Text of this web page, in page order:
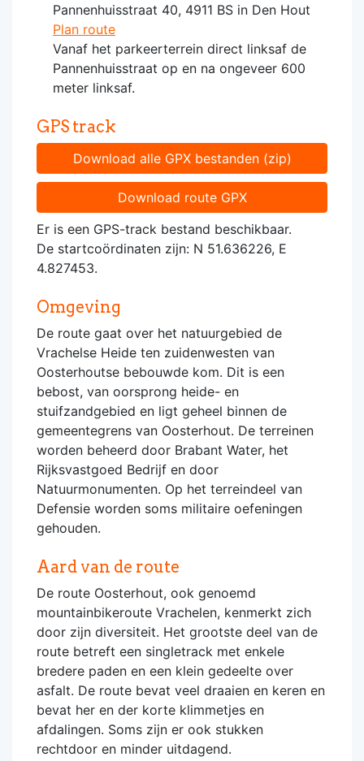
Pannenhuisstraat 40, 4911 BS in Den Hout
Plan route
Vanaf het parkeerterrein direct linksaf de
Pannenhuisstraat op en na ongeveer 600
meter linksaf.
GPS track
Download alle GPX bestanden (zip)
Download route GPX
Er is een GPS-track bestand beschikbaar.
De startcoördinaten zijn: N 51.636226, E
4.827453.
Omgeving
De route gaat over het natuurgebied de
Vrachelse Heide ten zuidenwesten van
Oosterhoutse bebouwde kom. Dit is een
bebost, van oorsprong heide- en
stuifzandgebied en ligt geheel binnen de
gemeentegrens van Oosterhout. De terreinen
worden beheerd door Brabant Water, het
Rijksvastgoed Bedrijf en door
Natuurmonumenten. Op het terreindeel van
Defensie worden soms militaire oefeningen
gehouden.
Aard van de route
De route Oosterhout, ook genoemd
mountainbikeroute Vrachelen, kenmerkt zich
door zijn diversiteit. Het grootste deel van de
route betreft een singletrack met enkele
bredere paden en een klein gedeelte over
asfalt. De route bevat veel draaien en keren en
bevat her en der korte klimmetjes en
afdalingen. Soms zijn er ook stukken
rechtdoor en minder uitdagend.